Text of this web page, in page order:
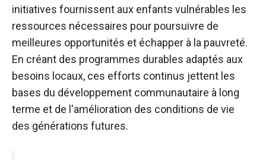
initiatives fournissent aux enfants vulnérables les
ressources nécessaires pour poursuivre de
meilleures opportunités et échapper à la pauvreté.
En créant des programmes durables adaptés aux
besoins locaux, ces efforts continus jettent les
bases du développement communautaire à long
terme et de l'amélioration des conditions de vie
des générations futures.